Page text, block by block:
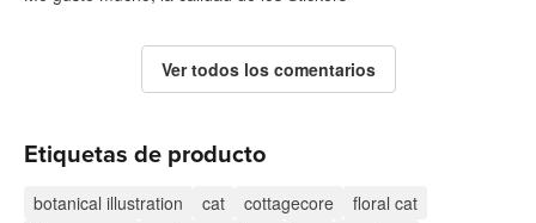
Ver todos los comentarios
Etiquetas de producto
botanical illustration cat cottagecore
floral cat